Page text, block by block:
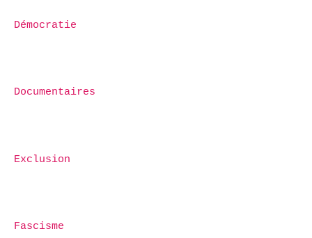
Démocratie
Documentaires
Exclusion
Fascisme